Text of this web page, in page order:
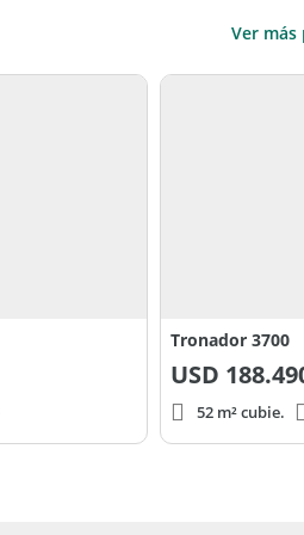
Ver
Tronador 3700
USD
52 m² cubie.